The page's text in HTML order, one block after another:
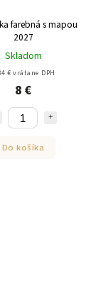
farebná s mapou
2027
Skladom
€ vrátane DPH
8 €
Do košíka